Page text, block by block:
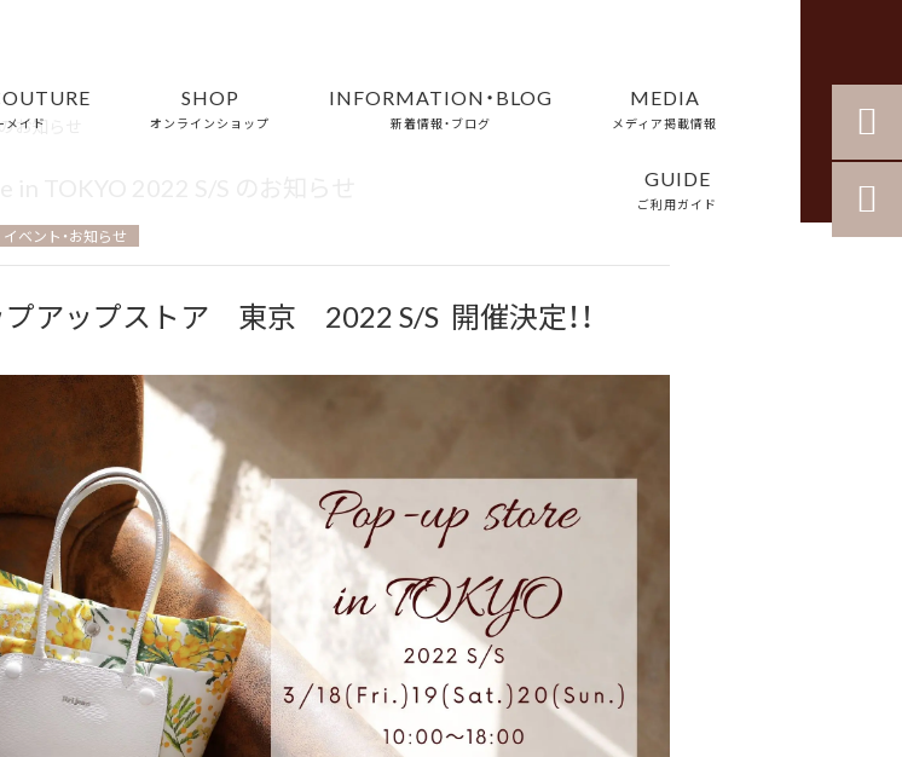
メイド
SHOP
オンラインショップ
INFORMATION・BLOG
新着情報・ブログ
MEDIA
メディア掲載情報
GUIDE
ご利用ガイド

お知らせ
イベント・お知らせ
アップストア 東京 2022 S/S 開催決定！！

